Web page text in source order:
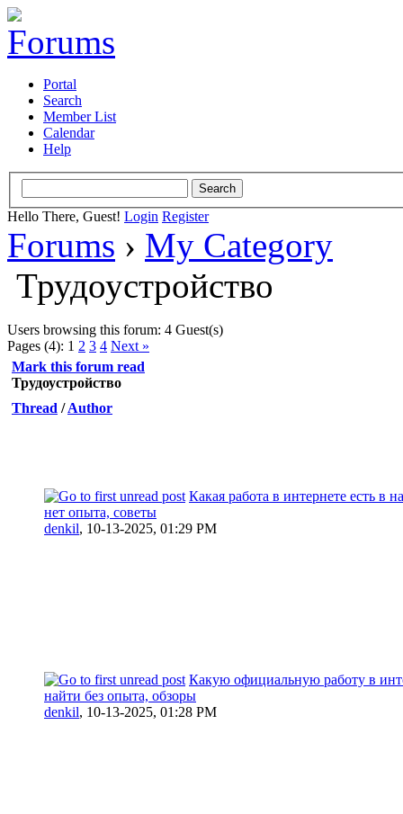
Portal
Search
Member List
Calendar
Help
Hello There, Guest! Login Register
Forums › My Category
Трудоустройство
Users browsing this forum: 4 Guest(s)
Pages (4): 1 2 3 4 Next »
Mark this forum read
Трудоустройство
Thread /Author
Какая работа в интернете есть в
нет опыта, советы
denkil, 10-13-2025, 01:29 PM
Какую официальную работу в
найти без опыта, обзоры
denkil, 10-13-2025, 01:28 PM